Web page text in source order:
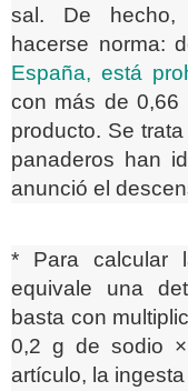
sal. De hecho,
hacerse norma:
España, está
con más de
producto. Se
panaderos han
anunció el
* Para calcular
equivale una
basta con
0,2 g de sodio
artículo, la